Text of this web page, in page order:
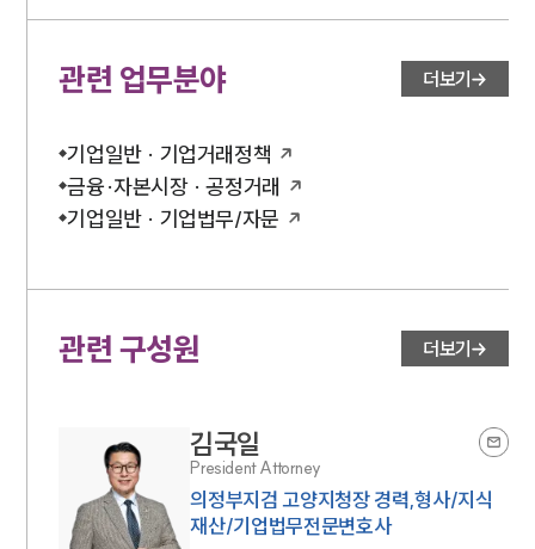
법률정보
NEWS
언론보도
공지사항
뉴스레터/브로슈어
대륜법률상담예약
관련 업무분야 더보기
기업일반 · 기업거래정책
금융·자본시장 · 공정거래
기업일반 · 기업법무/자문
관련 구성원 더보기
김국일
President Attorney
의정부지검 고양지청장 경력,형사/지식
재산/기업법무전문변호사